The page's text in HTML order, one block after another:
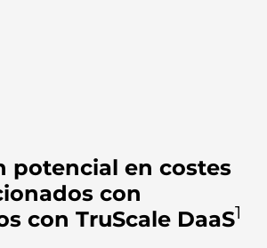
potencial en costes
con
con TruScale DaaS1